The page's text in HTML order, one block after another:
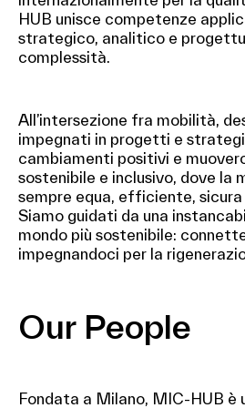
HUB unisce competenze
strategico, analitico e
complessità.
All’intersezione fra mobilità,
impegnati in progetti e
cambiamenti positivi e
sostenibile e inclusivo, dove la
sempre equa, efficiente, sicura
Siamo guidati da una
mondo più sostenibile:
impegnandoci per la
Our People
Fondata a Milano, MIC-HUB è